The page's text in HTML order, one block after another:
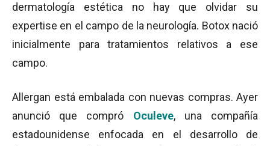
dermatología estética no hay que olvidar su
expertise en el campo de la neurología. Botox nació
inicialmente para tratamientos relativos a ese
campo.
Allergan está embalada con nuevas compras. Ayer
anunció que compró Oculeve, una compañía
estadounidense enfocada en el desarrollo de